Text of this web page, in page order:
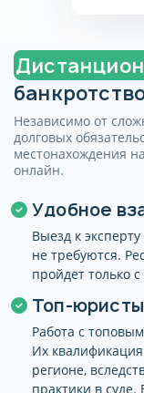
Независимо от
долговых
местонахождения
онлайн.
Удобное
Выезд к
не требуются.
пройдет только
Топ-
Работа с
Их
регионе,
практики в